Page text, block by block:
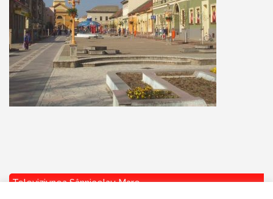
Televiziunea Sânnicolau Mare